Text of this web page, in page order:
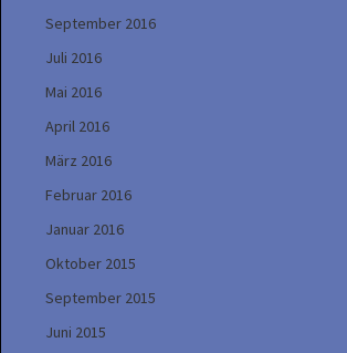
September 2016
Juli 2016
Mai 2016
April 2016
März 2016
Februar 2016
Januar 2016
Oktober 2015
September 2015
Juni 2015